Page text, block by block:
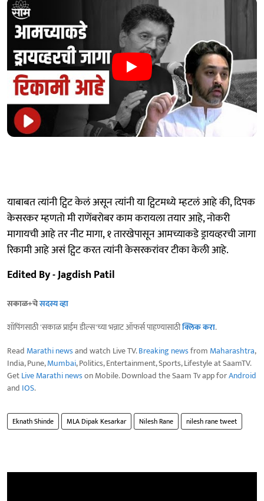
याबाबत त्यांनी ट्विट केलं असून त्यांनी या ट्विटमध्ये म्हटलं आहे की, दिपक
केसरकर म्हणतो मी राणेंबरोबर काम करायला तयार आहे, नोकरी
मागायची आहे तर नीट मागा, १ तारखेपासून आमच्याकडे ड्रायव्हरची जागा
रिकामी आहे असं ट्विट करत त्यांनी केसरकरांवर टीका केली आहे.
Edited By - Jagdish Patil
सकाळ+चेसदस्य व्हा
शॉपिंगसाठी 'सकाळ प्राईम डील्स'च्या भन्नाट ऑफर्स पाहण्यासाठीक्लिक करा.
Read Marathi newsand watch Live TV.Breaking newsfrom Maharashtra,
India, Pune,Mumbai, Politics, Entertainment, Sports, Lifestyle at SaamTV.
GetLive Marathi newson Mobile. Download the Saam Tv app forAndroid
and IOS.
Eknath Shinde MLA Dipak Kesarkar Nilesh Rane nilesh rane tweet